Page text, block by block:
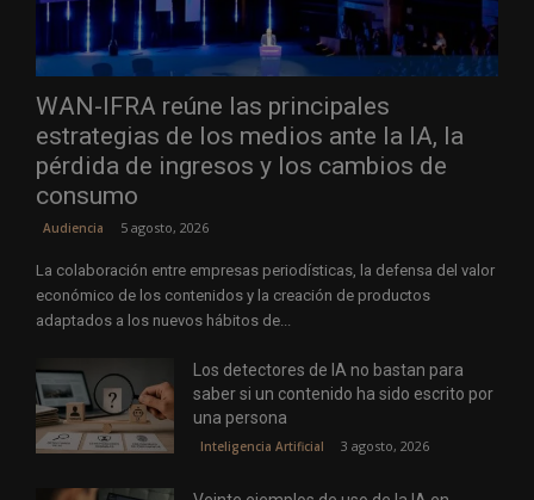
WAN-IFRA reúne las principales
estrategias de los medios ante la IA, la
pérdida de ingresos y los cambios de
consumo
Audiencia 5 agosto, 2026
La colaboración entre empresas periodísticas, la defensa del valor
económico de los contenidos y la creación de productos
adaptados a los nuevos hábitos de...
Los detectores de IA no bastan para
saber si un contenido ha sido escrito por
una persona
Inteligencia Artificial 3 agosto, 2026